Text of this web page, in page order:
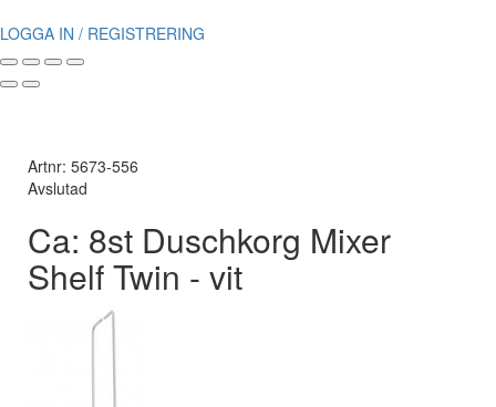
LOGGA IN / REGISTRERING
Artnr: 5673-556
Avslutad
Ca: 8st Duschkorg Mixer
Shelf Twin - vit